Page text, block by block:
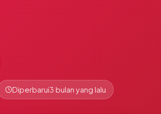
Diperbarui3 bulan yang lalu